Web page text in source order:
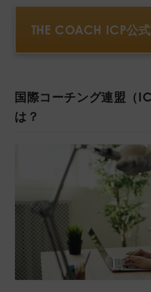
THE COACH ICP公
国際コーチング連盟（
は？